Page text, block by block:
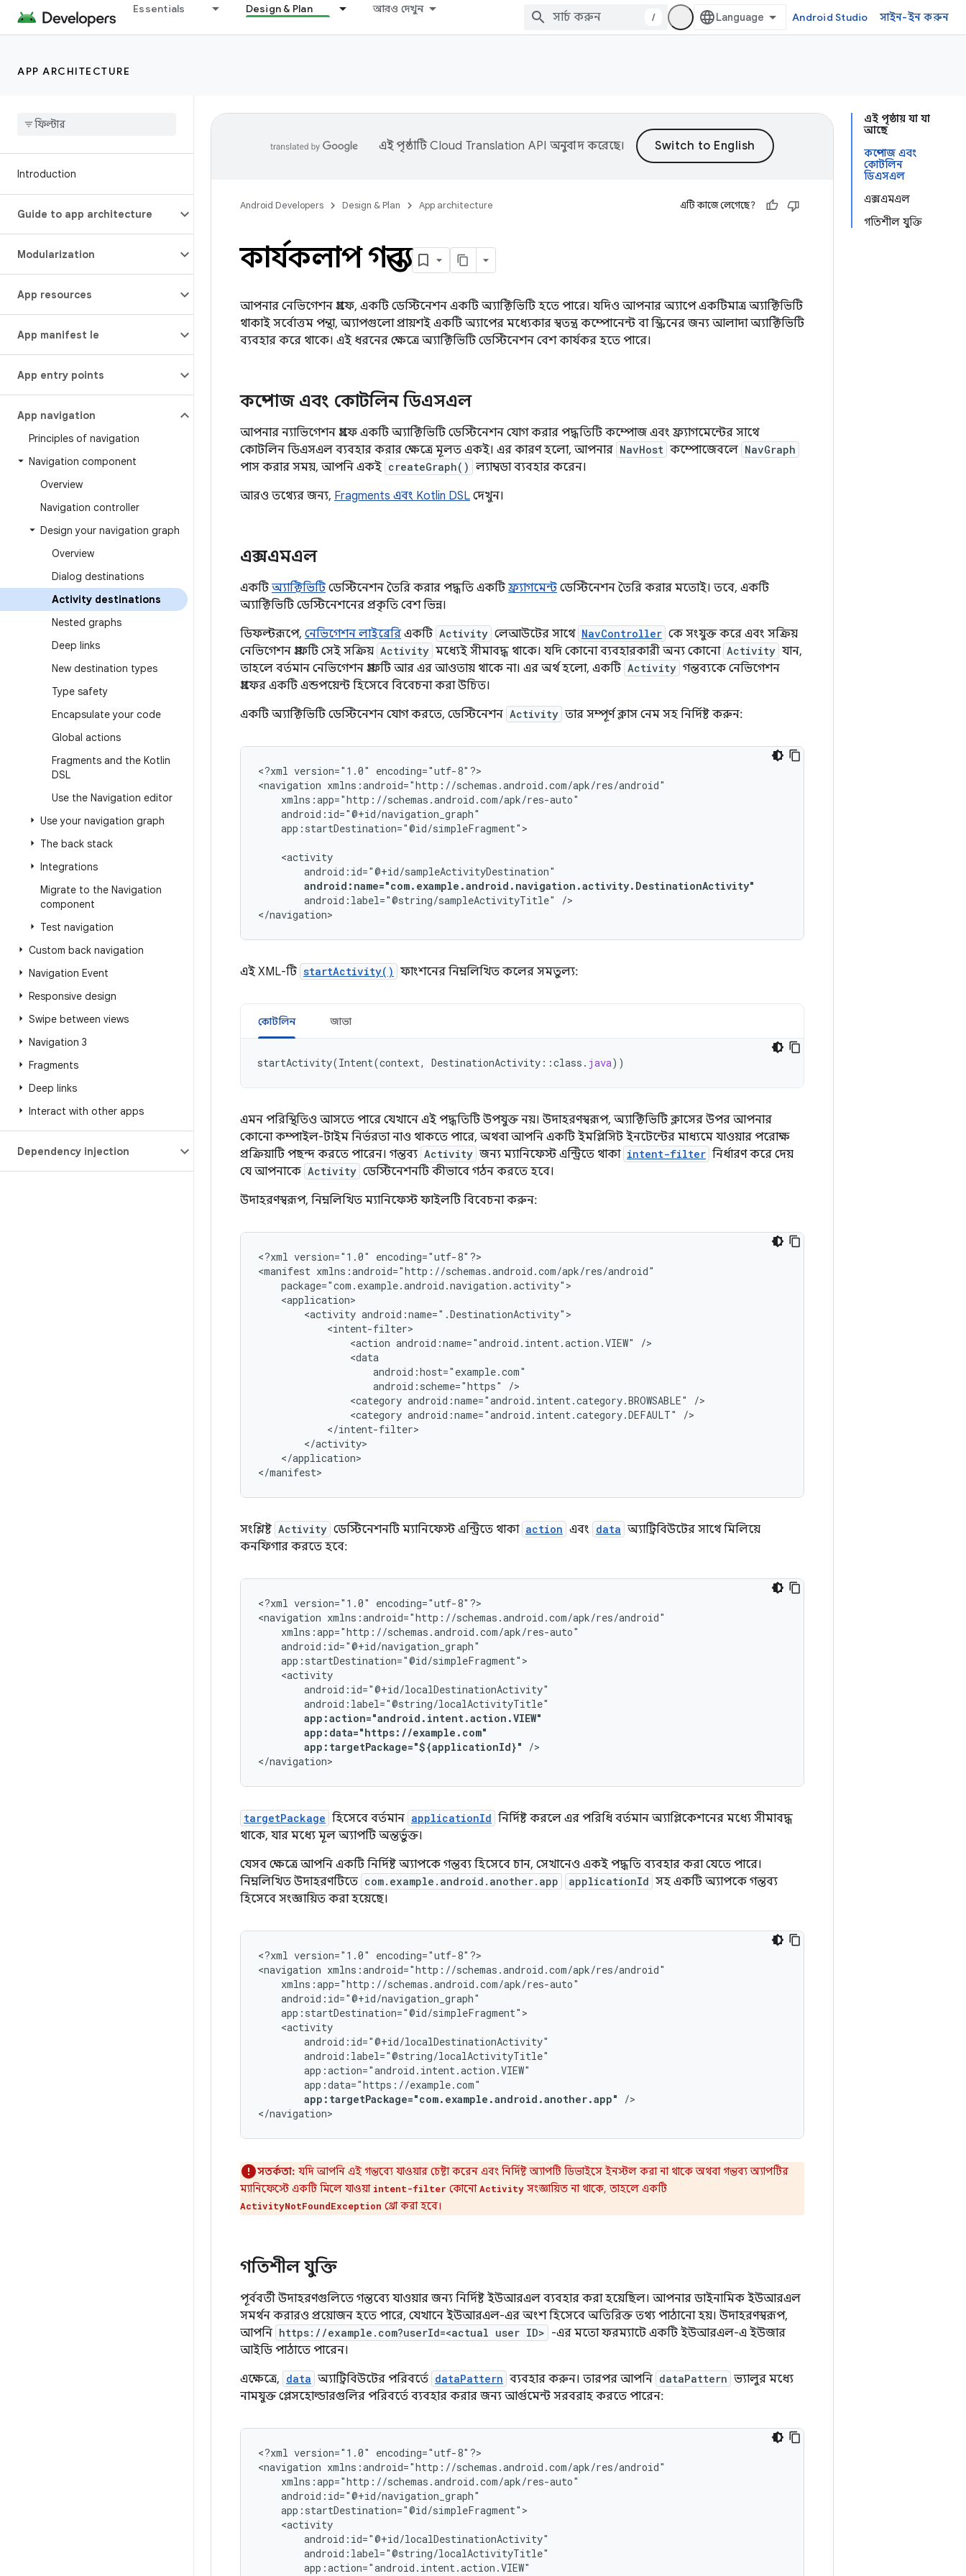
Essentials Design & Plan আরও দেখুন
/ Android Studio সাইন-ইন করুন
APP ARCHITECTURE
Introduction
Guide to app architecture
Modularization
App resources
App manifest file
App entry points
App navigation
Principles of navigation
Navigation component
Overview
Navigation controller
Design your navigation graph
Overview
Dialog destinations
Activity destinations
Nested graphs
Deep links
New destination types
Type safety
Encapsulate your code
Global actions
Fragments and the Kotlin
DSL
Use the Navigation editor
Use your navigation graph
The back stack
Integrations
Migrate to the Navigation
component
Test navigation
Custom back navigation
Navigation Event
Responsive design
Swipe between views
Navigation 3
Fragments
Deep links
Interact with other apps
Dependency injection
এই পৃষ্ঠায় যা যা
আছে
কম্পোজ এবং
কোটলিন
ডিএসএল
এক্সএমএল
গতিশীল যুক্তি
এই পৃষ্ঠাটিCloud Translation API অনুবাদ করেছে।
Android Developers Design & Plan App architecture এটি কাজে লেগেছে?
কার্যকলাপ গন্তব্য
আপনার নেভিগেশন গ্রাফে, একটি ডেস্টিনেশন একটি অ্যাক্টিভিটি হতে পারে। যদিও আপনার অ্যাপে একটিমাত্র অ্যাক্টিভিটি
থাকাই সর্বোত্তম পন্থা, অ্যাপগুলো প্রায়শই একটি অ্যাপের মধ্যেকার স্বতন্ত্র কম্পোনেন্ট বা স্ক্রিনের জন্য আলাদা অ্যাক্টিভিটি
ব্যবহার করে থাকে। এই ধরনের ক্ষেত্রে অ্যাক্টিভিটি ডেস্টিনেশন বেশ কার্যকর হতে পারে।
কম্পোজ এবং কোটলিন ডিএসএল
আপনার ন্যাভিগেশন গ্রাফে একটি অ্যাক্টিভিটি ডেস্টিনেশন যোগ করার পদ্ধতিটি কম্পোজ এবং ফ্র্যাগমেন্টের সাথে
কোটলিন ডিএসএল ব্যবহার করার ক্ষেত্রে মূলত একই। এর কারণ হলো, আপনার NavHost কম্পোজেবলে NavGraph
পাস করার সময়, আপনি একই createGraph() ল্যাম্বডা ব্যবহার করেন।
আরও তথ্যের জন্য, Fragments এবং Kotlin DSL দেখুন।
এক্সএমএল
একটি অ্যাক্টিভিটি ডেস্টিনেশন তৈরি করার পদ্ধতি একটি ফ্র্যাগমেন্ট ডেস্টিনেশন তৈরি করার মতোই। তবে, একটি
অ্যাক্টিভিটি ডেস্টিনেশনের প্রকৃতি বেশ ভিন্ন।
ডিফল্টরূপে, নেভিগেশন লাইব্রেরি একটি Activity লেআউটের সাথে NavController কে সংযুক্ত করে এবং সক্রিয়
নেভিগেশন গ্রাফটি সেই সক্রিয় Activity মধ্যেই সীমাবদ্ধ থাকে। যদি কোনো ব্যবহারকারী অন্য কোনো Activity যান,
তাহলে বর্তমান নেভিগেশন গ্রাফটি আর এর আওতায় থাকে না। এর অর্থ হলো, একটি Activity গন্তব্যকে নেভিগেশন
গ্রাফের একটি এন্ডপয়েন্ট হিসেবে বিবেচনা করা উচিত।
একটি অ্যাক্টিভিটি ডেস্টিনেশন যোগ করতে, ডেস্টিনেশন Activity তার সম্পূর্ণ ক্লাস নেম সহ নির্দিষ্ট করুন:
<?xml version="1.0"
encoding="utf-8"?>
<navigation
app:startDestination="@id/simpleFragment">
android:name="com.example.android.navigation.activity.DestinationActivity"
android:label="@string/sampleActivityTitle"
/>
</navigation>
এই XML-টি startActivity() ফাংশনের নিম্নলিখিত কলের সমতুল্য:
কোটলিন জাভা
startActivity(Intent(context, DestinationActivity ::class . java))
এমন পরিস্থিতিও আসতে পারে যেখানে এই পদ্ধতিটি উপযুক্ত নয়। উদাহরণস্বরূপ, অ্যাক্টিভিটি ক্লাসের উপর আপনার
কোনো কম্পাইল-টাইম নির্ভরতা নাও থাকতে পারে, অথবা আপনি একটি ইমপ্লিসিট ইনটেন্টের মাধ্যমে যাওয়ার পরোক্ষ
প্রক্রিয়াটি পছন্দ করতে পারেন। গন্তব্য Activity জন্য ম্যানিফেস্ট এন্ট্রিতে থাকা intent-filter নির্ধারণ করে দেয়
যে আপনাকে Activity ডেস্টিনেশনটি কীভাবে গঠন করতে হবে।
উদাহরণস্বরূপ, নিম্নলিখিত ম্যানিফেস্ট ফাইলটি বিবেচনা করুন:
<?xml version="1.0"
encoding="utf-8"?>
<manifest
<activity
<action android:name="android.intent.action.VIEW"
android:scheme="https"
<category android:name="android.intent.category.BROWSABLE"
<category android:name="android.intent.category.DEFAULT"
</application>
সংশ্লিষ্ট Activity ডেস্টিনেশনটি ম্যানিফেস্ট এন্ট্রিতে থাকা action এবং data অ্যাট্রিবিউটের সাথে মিলিয়ে
কনফিগার করতে হবে:
<?xml version="1.0"
encoding="utf-8"?>
<navigation
app:targetPackage="${applicationId}"
/>
</navigation>
targetPackage হিসেবে বর্তমান applicationId নির্দিষ্ট করলে এর পরিধি বর্তমান অ্যাপ্লিকেশনের মধ্যে সীমাবদ্ধ
থাকে, যার মধ্যে মূল অ্যাপটি অন্তর্ভুক্ত।
যেসব ক্ষেত্রে আপনি একটি নির্দিষ্ট অ্যাপকে গন্তব্য হিসেবে চান, সেখানেও একই পদ্ধতি ব্যবহার করা যেতে পারে।
নিম্নলিখিত উদাহরণটিতে com.example.android.another.app applicationId সহ একটি অ্যাপকে গন্তব্য
হিসেবে সংজ্ঞায়িত করা হয়েছে।
<?xml version="1.0"
encoding="utf-8"?>
<navigation
app:targetPackage="com.example.android.another.app"
/>
</navigation>
সতর্কতা: যদি আপনি এই গন্তব্যে যাওয়ার চেষ্টা করেন এবং নির্দিষ্ট অ্যাপটি ডিভাইসে ইনস্টল করা না থাকে অথবা গন্তব্য অ্যাপটির
ম্যানিফেস্টে একটি মিলে যাওয়া intent-filter কোনোActivity সংজ্ঞায়িত না থাকে, তাহলে একটি
ActivityNotFoundException থ্রো করা হবে।
গতিশীল যুক্তি
পূর্ববর্তী উদাহরণগুলিতে গন্তব্যে যাওয়ার জন্য নির্দিষ্ট ইউআরএল ব্যবহার করা হয়েছিল। আপনার ডাইনামিক ইউআরএল
সমর্থন করারও প্রয়োজন হতে পারে, যেখানে ইউআরএল-এর অংশ হিসেবে অতিরিক্ত তথ্য পাঠানো হয়। উদাহরণস্বরূপ,
আপনি https://example.com?userId=<actual user ID> -এর মতো ফরম্যাটে একটি ইউআরএল-এ ইউজার
আইডি পাঠাতে পারেন।
এক্ষেত্রে, data অ্যাট্রিবিউটের পরিবর্তে dataPattern ব্যবহার করুন। তারপর আপনি dataPattern ভ্যালুর মধ্যে
নামযুক্ত প্লেসহোল্ডারগুলির পরিবর্তে ব্যবহার করার জন্য আর্গুমেন্ট সরবরাহ করতে পারেন:
<?xml version="1.0"
encoding="utf-8"?>
<navigation